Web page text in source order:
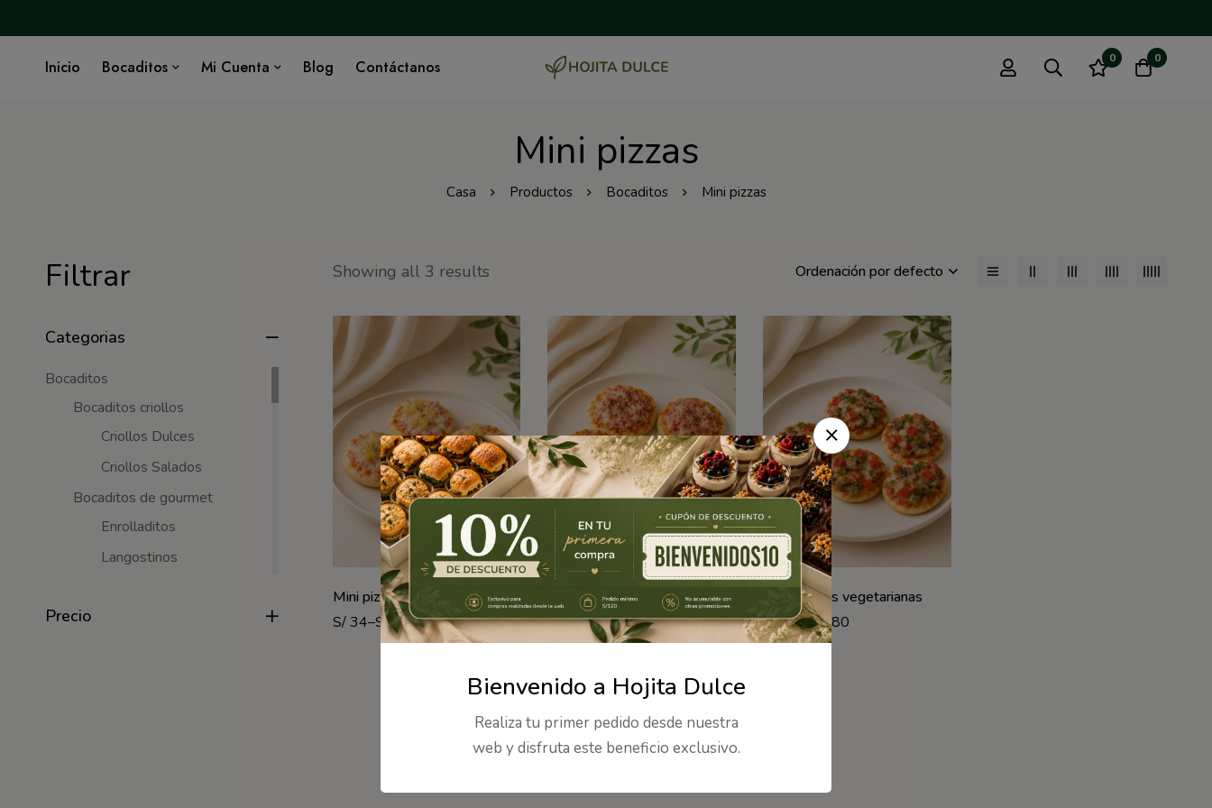
Inicio Bocaditos Mi Cuenta Blog Contáctanos 0 0
Mini pizzas
Casa Productos Bocaditos Mini pizzas
Filtrar
Categorias
Bocaditos
Bocaditos criollos
Criollos Dulces
Criollos Salados
Bocaditos de gourmet
Enrolladitos
Langostinos
Bocaditos dulces
Precio
Showing all 3 results Ordenación por defecto
Mini pizzitas hawaiana
S/34–S/280
Mini pizzitas jamón y queso
S/34–S/280
Mini pizzitas vegetarianas
S/34–S/280
Bienvenido a Hojita Dulce
Realiza tu primer pedido desde nuestra
web y disfruta este beneficio exclusivo.